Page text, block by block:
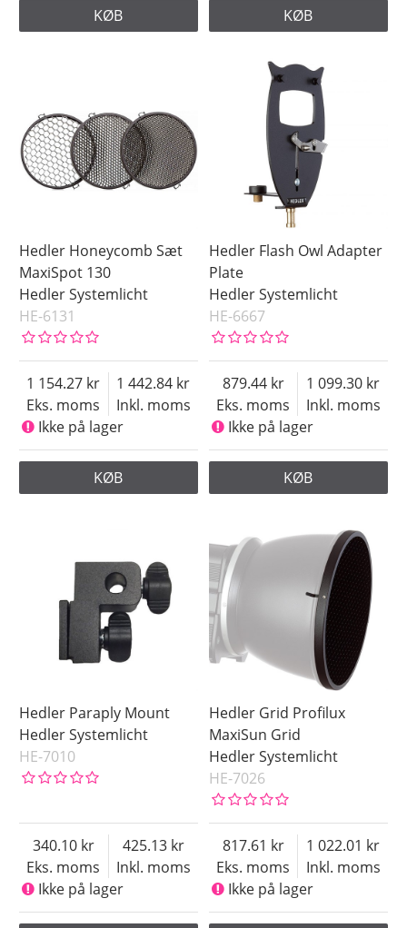
KØB KØB
Hedler Honeycomb Sæt
MaxiSpot 130
Hedler Systemlicht
HE-6131
Eks. moms
1 154.27
Inkl. moms
1 442.84
Ikke på lager
KØB
Hedler Flash Owl Adapter
Plate
Hedler Systemlicht
HE-6667
Eks. moms
879.44
Inkl. moms
1 099.30
Ikke på lager
KØB
Hedler Paraply Mount
Hedler Systemlicht
HE-7010
Eks. moms
340.10
Inkl. moms
425.13
Ikke på lager
Hedler Grid Profilux
MaxiSun Grid
Hedler Systemlicht
HE-7026
Eks. moms
817.61
Inkl. moms
1 022.01
Ikke på lager